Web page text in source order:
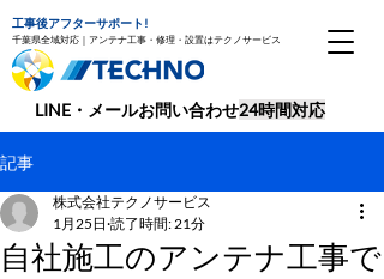
千葉県全域対応｜アンテナ工事・修理・設置はテクノサービス
工事後アフターサポート!
​LINE・メールお問い合わせ24時間対応
記事
自社施工のアンテナ工事で
株式会社テクノサービス
1月25日 読了時間: 21分